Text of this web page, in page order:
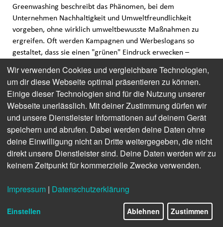
Greenwashing beschreibt das Phänomen, bei dem
Unternehmen Nachhaltigkeit und Umweltfreundlichkeit
vorgeben, ohne wirklich umweltbewusste Maßnahmen zu
ergreifen. Oft werden Kampagnen und Werbeslogans so
gestaltet, dass sie einen "grünen" Eindruck erwecken –
Ein Beispiel ist die Modeindustrie: Große Marken
präsentieren Kollektionen aus „nachhaltigen“ Materialien,
während der Großteil ihrer Produktion immer noch unter
umweltschädlichen Bedingungen abläuft. Das Ziel von
Greenwashing ist klar: ein positives Image aufzubauen und
kritische Konsumenten zu beruhigen, ohne tatsächlich
Verantwortung zu übernehmen.
So erkennst Du Greenwashing
Viele Unternehmen betreiben Greenwashing, und Du kannst
lernen, diese Täuschungsversuche zu entlarven. Achte auf
folgende Anzeichen:
Wir verwenden Cookies und vergleichbare Technologien,
um dir diese Webseite optimal präsentieren zu können.
Einige dieser Technologien sind für die Nutzung unserer
Webseite unerlässlich. Mit deiner Zustimmung dürfen wir
und unsere Dienstleister Informationen auf deinem Gerät
speichern und abrufen. Dabei werden deine Daten ohne
deine Einwilligung nicht an Dritte weitergegeben, die nicht
direkt unsere Dienstleister sind. Deine Daten werden wir zu
keinem Zeitpunkt für kommerzielle Zwecke verwenden.
Impressum | Datenschutzerklärung
Einstellen Ablehnen Zustimmen